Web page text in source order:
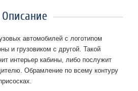
Описание
автомобилей с логотипом
и грузовиком с другой. Такой
интерьер кабины, либо послужит
Обрамление по всему контуру